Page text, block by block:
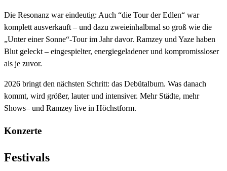
Die Resonanz war eindeutig: Auch “die Tour der Edlen“ war
komplett ausverkauft – und dazu zweieinhalbmal so groß wie die
„Unter einer Sonne“-Tour im Jahr davor. Ramzey und Yaze haben
Blut geleckt – eingespielter, energiegeladener und kompromissloser
als je zuvor.
2026 bringt den nächsten Schritt: das Debütalbum. Was danach
kommt, wird größer, lauter und intensiver. Mehr Städte, mehr
Shows– und Ramzey live in Höchstform.
Konzerte
Festivals